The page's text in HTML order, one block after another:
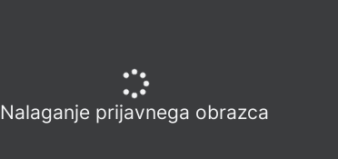
Nalaganje prijavnega obrazca